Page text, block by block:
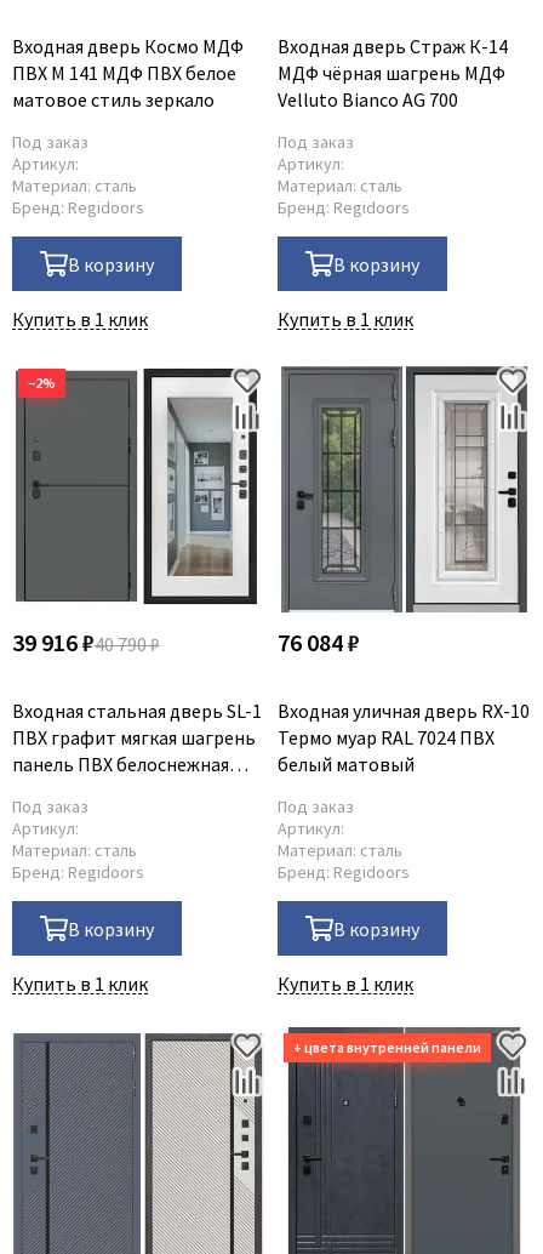
Входная дверь Космо МДФ
ПВХ М 141 МДФ ПВХ белое
матовое стиль зеркало
Под заказ
Артикул:
Материал: сталь
Бренд: Regidoors
В корзину
Купить в 1 клик
Входная дверь Страж К-14
МДФ чёрная шагрень МДФ
Velluto Bianco AG 700
Под заказ
Артикул:
Материал: сталь
Бренд: Regidoors
В корзину
Купить в 1 клик
−2%
39 916 ₽40 790 ₽
Входная стальная дверь SL-1
ПВХ графит мягкая шагрень
панель ПВХ белоснежная
Под заказ
Артикул:
Материал: сталь
Бренд: Regidoors
В корзину
Купить в 1 клик
76 084 ₽
Входная уличная дверь RX-10
Термо муар RAL 7024 ПВХ
белый матовый
Под заказ
Артикул:
Материал: сталь
Бренд: Regidoors
В корзину
Купить в 1 клик